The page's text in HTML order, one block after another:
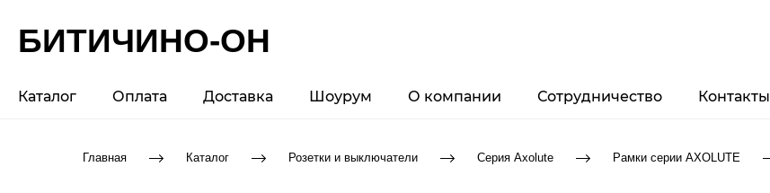
БИТИЧИНО-ОН
Каталог Оплата Доставка Шоурум О компании Сотрудничество Контакты
Главная Каталог Розетки и выключатели Серия Axolute Рамки серии AXOLUTE